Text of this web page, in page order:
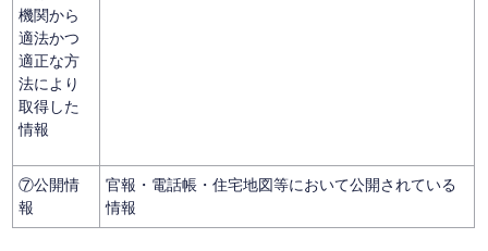
機関から
適法かつ
適正な方
法により
取得した
情報
⑦公開情
報
官報・電話帳・住宅地図等において公開されている
情報